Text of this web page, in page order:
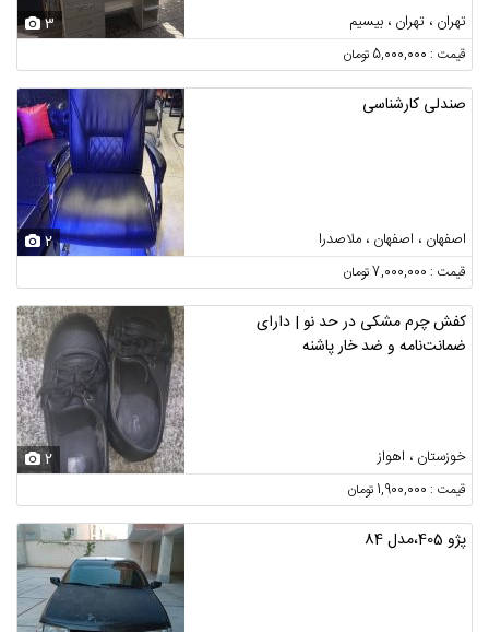
تهران ، تهران ، بیسیم 3
قیمت : 5,000,000 تومان
صندلی کارشناسی
اصفهان ، اصفهان ، ملاصدرا 2
قیمت : 7,000,000 تومان
کفش چرم مشکی در حد نو | دارای
ضمانت‌نامه و ضد خار پاشنه
خوزستان ، اهواز 2
قیمت : 1,900,000 تومان
پژو 405،مدل 84